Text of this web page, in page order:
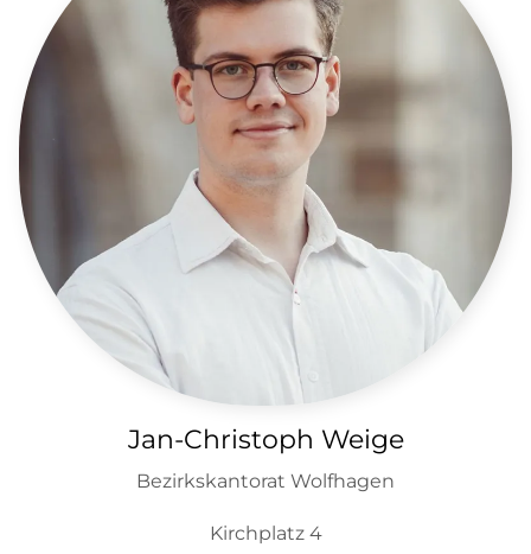
Jan-Christoph Weige
Bezirkskantorat Wolfhagen
Kirchplatz 4